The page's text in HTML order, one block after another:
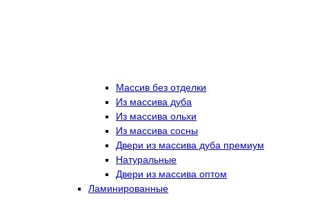
Массив без отделки
Из массива дуба
Из массива ольхи
Из массива сосны
Двери из массива дуба премиум
Натуральные
Двери из массива оптом
Ламинированные